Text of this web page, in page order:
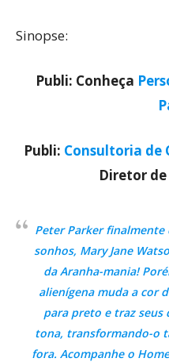
Sinopse:
Publi: Conheça
Publi: Consultoria de
Diretor de
Peter Parker finalmente
sonhos, Mary Jane
da Aranha-mania!
alienígena muda a cor
para preto e traz seus
tona, transformando-o
fora. Acompanhe o